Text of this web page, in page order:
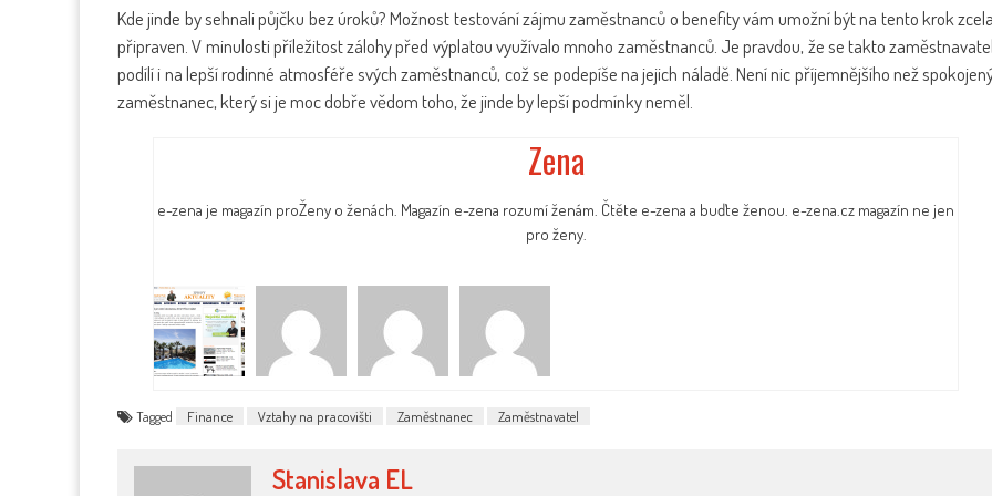
Kde jinde by sehnali půjčku bez úroků? Možnost testování zájmu zaměstnanců o benefity vám umožní být na tento krok zcela
připraven. V minulosti příležitost zálohy před výplatou využívalo mnoho zaměstnanců. Je pravdou, že se takto zaměstnavatel
podílí i na lepší rodinné atmosféře svých zaměstnanců, což se podepíše na jejich náladě. Není nic příjemnějšího než
zaměstnanec, který si je moc dobře vědom toho, že jinde by lepší podmínky neměl.
Zena
e-zena je magazín proŽeny o ženách. Magazín e-zena rozumí ženám. Čtěte e-zena a buďte ženou. e-zena.cz magazín ne jen
pro ženy.
Tagged Finance Vztahy na pracovišti Zaměstnanec Zaměstnavatel
Stanislava EL